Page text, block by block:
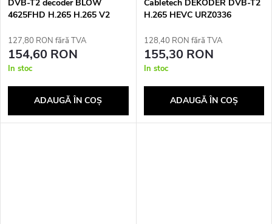
DVB-T2 decoder BLOW
4625FHD H.265 H.265 V2
127,80 RON fără TVA
154,60 RON
In stoc
ADAUGĂ ÎN COŞ
Cabletech DEKODER DVB-T2
H.265 HEVC URZ0336
128,40 RON fără TVA
155,30 RON
In stoc
ADAUGĂ ÎN COŞ